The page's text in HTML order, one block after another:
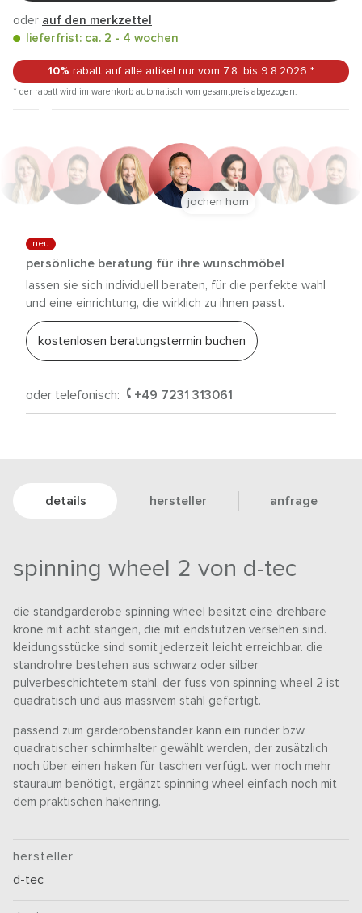
oder auf den merkzettel
lieferfrist: ca. 2 - 4 wochen
10% rabatt auf alle artikel nur vom 7.8. bis 9.8.2026 *
* der rabatt wird im warenkorb automatisch vom gesamtpreis abgezogen.
neu
persönliche beratung für ihre wunschmöbel
lassen sie sich individuell beraten, für die perfekte wahl
und eine einrichtung, die wirklich zu ihnen passt.
kostenlosen beratungstermin buchen
oder telefonisch: +49 7231 313061
jochen horn
details hersteller anfrage
spinning wheel 2 von d-tec
die standgarderobe spinning wheel besitzt eine drehbare
krone mit acht stangen, die mit endstutzen versehen sind.
kleidungsstücke sind somit jederzeit leicht erreichbar. die
standrohre bestehen aus schwarz oder silber
pulverbeschichtetem stahl. der fuss von spinning wheel 2 ist
quadratisch und aus massivem stahl gefertigt.
passend zum garderobenständer kann ein runder bzw.
quadratischer schirmhalter gewählt werden, der zusätzlich
noch über einen haken für taschen verfügt. wer noch mehr
stauraum benötigt, ergänzt spinning wheel einfach noch mit
dem praktischen hakenring.
hersteller
d-tec